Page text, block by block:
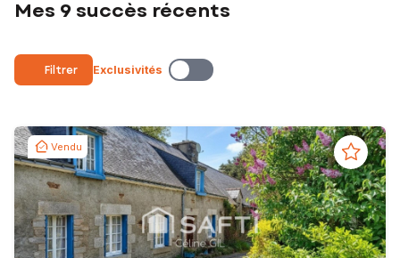
Mes 9 succès récents
Filtrer Exclusivités
Vendu